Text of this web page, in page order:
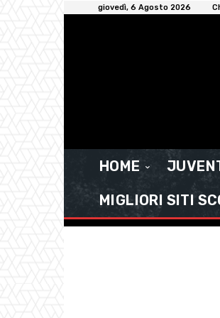
giovedì, 6 Agosto 2026
HOME
MIGLIORI SITI